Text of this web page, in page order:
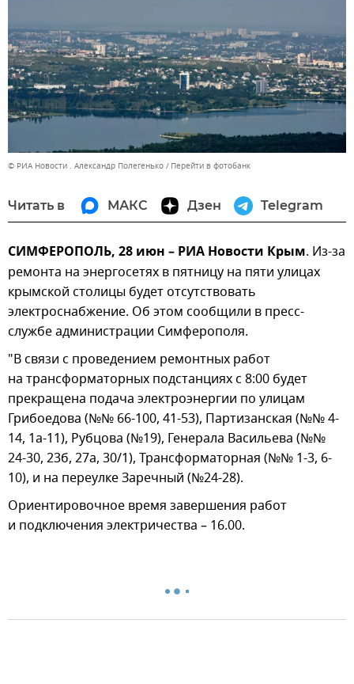
© РИА Новости . Александр Полегенько Перейти в фотобанк
Читать в МАКС Дзен Telegram
СИМФЕРОПОЛЬ, 28 июн – РИА Новости Крым. Из-за
ремонта на энергосетях в пятницу на пяти улицах
крымской столицы будет отсутствовать
электроснабжение. Об этом сообщили в пресс-
службе администрации Симферополя.
"В связи с проведением ремонтных работ
на трансформаторных подстанциях с 8:00 будет
прекращена подача электроэнергии по улицам
Грибоедова (№№ 66-100, 41-53), Партизанская (№№ 4-
14, 1а-11), Рубцова (№19), Генерала Васильева (№№
24-30, 23б, 27а, 30/1), Трансформаторная (№№ 1-3, 6-
10), и на переулке Заречный (№24-28).
Ориентировочное время завершения работ
и подключения электричества – 16.00.